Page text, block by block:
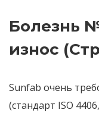
Болезнь
износ
Sunfab очень
(стандарт ISO